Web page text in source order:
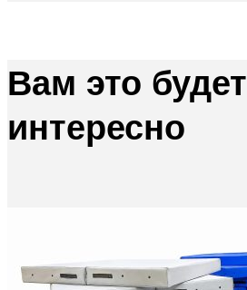
Вам это будет
интересно